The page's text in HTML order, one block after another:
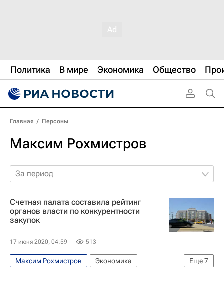
Политика В мире Экономика Общество
Главная / Персоны
Максим Рохмистров
За период
Счетная палата составила рейтинг
органов власти по конкурентности
закупок
17 июня 2020, 04:59 513
Еще7
Максим Рохмистров
Экономика
Мурманская область
Липецкая область